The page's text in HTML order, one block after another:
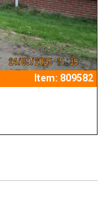
Item: 809582